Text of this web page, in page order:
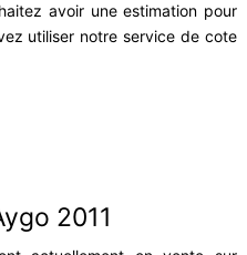
avoir une estimation pour
utiliser notre service de cote
2011